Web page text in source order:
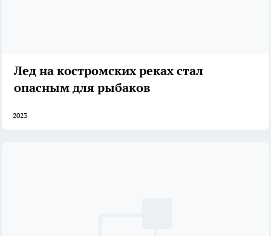
Лед на костромских реках стал
опасным для рыбаков
2023